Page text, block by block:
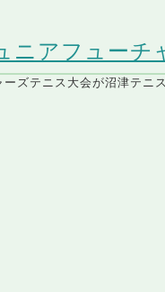
ニアフューチ
ズテニス大会が沼津テ